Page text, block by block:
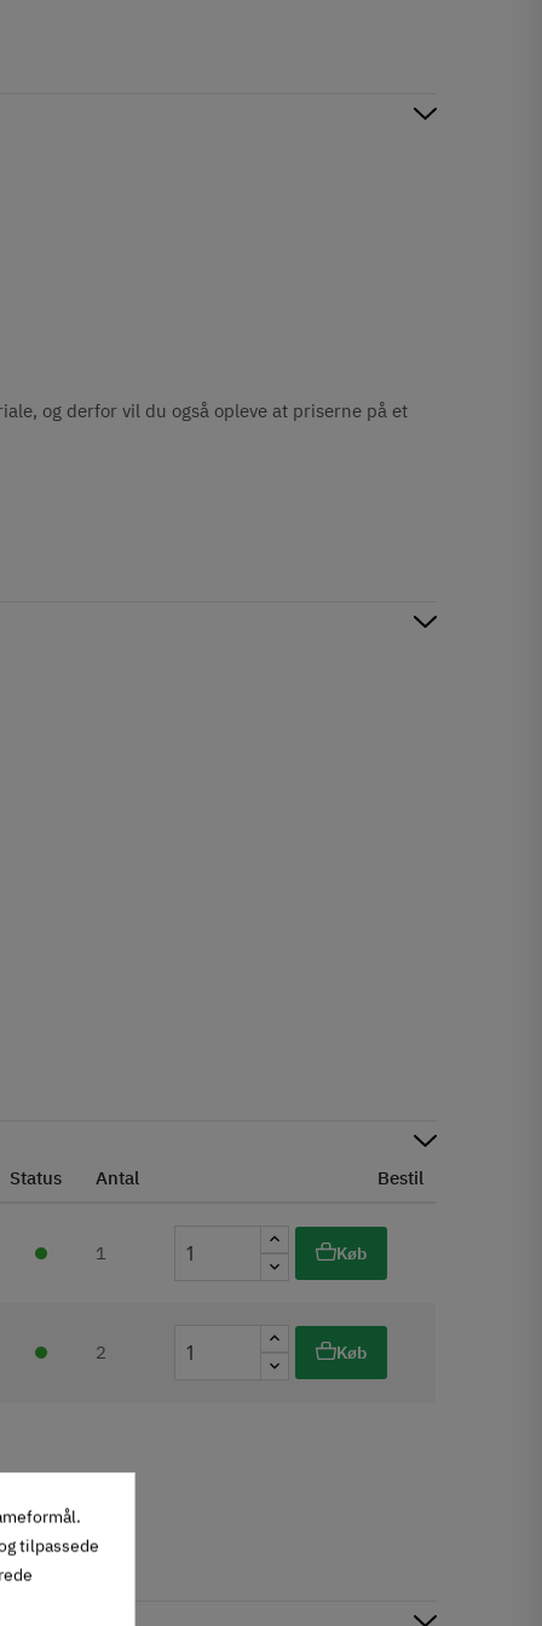
og derfor vil du også opleve at priserne på et
Status Antal Bestil
1 Køb
2 Køb
tilpassede